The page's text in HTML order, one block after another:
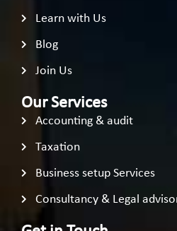
Learn with Us
Blog
Join Us
Our Services
Accounting & audit
Taxation
Business setup Services
Consultancy & Legal